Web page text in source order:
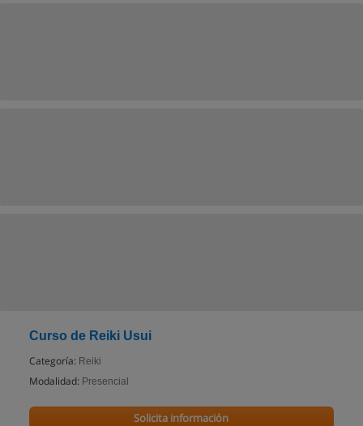
Curso de Reiki Usui
Categoría: Reiki
Modalidad: Presencial
Solicita información